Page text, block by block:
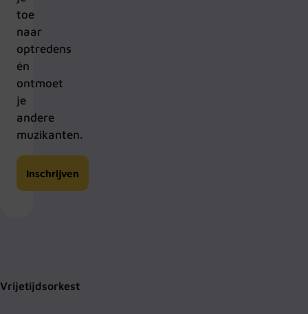
toe
naar
optredens
én
ontmoet
je
andere
muzikanten.
Inschrijven
Vrijetijdsorkest